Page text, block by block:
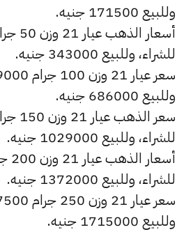
وللبيع 171500 جنيه.
للشراء، وللبيع 343000 جنيه.
وللبيع 686000 جنيه.
للشراء، وللبيع 1029000 جنيه.
للشراء، وللبيع 1372000 جنيه.
وللبيع 1715000 جنيه.